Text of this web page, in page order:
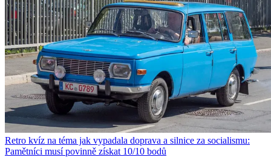
Retro kvíz na téma jak vypadala doprava a silnice za socialismu:
Pamětníci musí povinně získat 10/10 bodů